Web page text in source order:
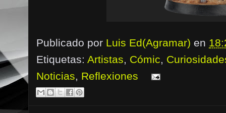
Publicado por Luis Ed(Agramar) en
Etiquetas: Artistas, Cómic,
Noticias, Reflexiones